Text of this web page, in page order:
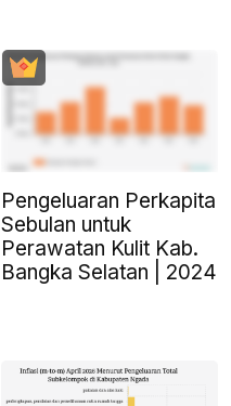
Pengeluaran Perkapita
Sebulan untuk
Perawatan Kulit Kab.
Bangka Selatan | 2024